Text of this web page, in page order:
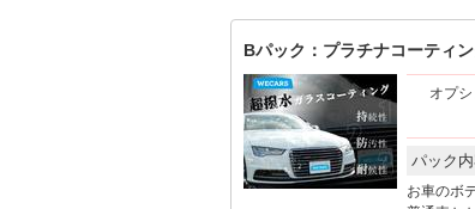
Bパック：プラチナコーティ
オプ
パック
お車のボ